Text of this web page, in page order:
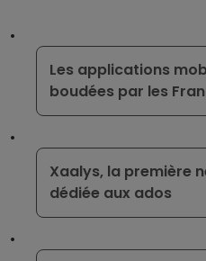
Les applications
boudées par les
Xaalys, la première
dédiée aux ados